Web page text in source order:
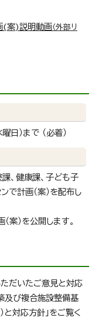
案)説明動画（外部リ
）まで （必着）
、健康課、子ども子
で計画（案）を配布し
案）を公開します。
だいたご意見と対応
及び複合施設整備基
と対応方針」をご覧く